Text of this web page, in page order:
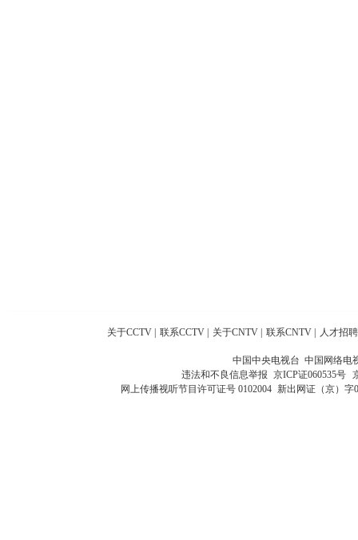
关于CCTV 联系CCTV 关于CNTV 联系CNTV 人才招聘
中国中央电视台 中国网络电
违法和不良信息举报 京ICP证060535号
网上传播视听节目许可证号 0102004 新出网证（京）